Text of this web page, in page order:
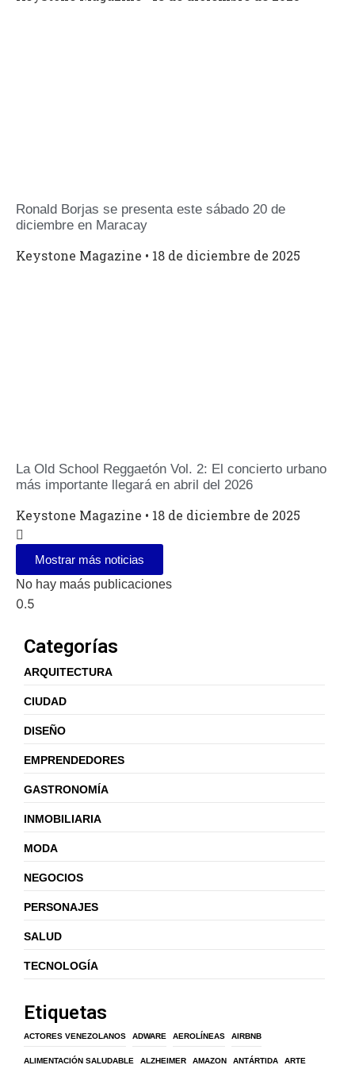
Ronald Borjas se presenta este sábado 20 de
diciembre en Maracay
Keystone Magazine 18 de diciembre de 2025
La Old School Reggaetón Vol. 2: El concierto urbano
más importante llegará en abril del 2026
Keystone Magazine 18 de diciembre de 2025
Mostrar más noticias
No hay maás publicaciones
Categorías
ARQUITECTURA
CIUDAD
DISEÑO
EMPRENDEDORES
GASTRONOMÍA
INMOBILIARIA
MODA
NEGOCIOS
PERSONAJES
SALUD
TECNOLOGÍA
Etiquetas
ACTORES VENEZOLANOS ADWARE AEROLÍNEAS AIRBNB
ALIMENTACIÓN SALUDABLE ALZHEIMER AMAZON ANTÁRTIDA ARTE